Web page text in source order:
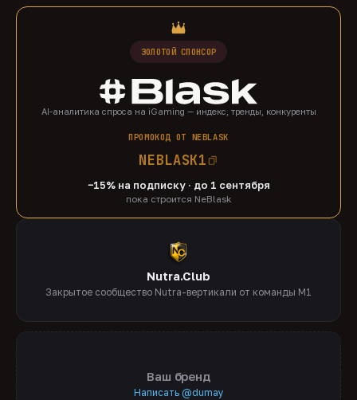
ЗОЛОТОЙ СПОНСОР
AI-аналитика спроса на iGaming — индекс, тренды, конкуренты
ПРОМОКОД ОТ NEBLASK
NEBLASK1
−15% на подписку · до 1 сентября
пока строится NeBlask
Nutra.Club
Закрытое сообщество Nutra-вертикали от команды M1
Ваш бренд
Написать @dumay